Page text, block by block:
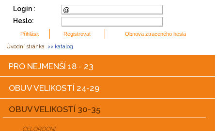
Login :
Heslo:
Úvodní stránka >> katalog
PRO NEJMENŠÍ 18 - 23
OBUV VELIKOSTÍ 24-29
OBUV VELIKOSTÍ 30-35
CELOROČNÍ